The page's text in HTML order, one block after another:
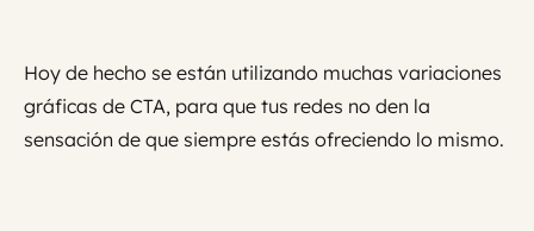
Hoy de hecho se están utilizando muchas variaciones
gráficas de CTA, para que tus redes no den la
sensación de que siempre estás ofreciendo lo mismo.